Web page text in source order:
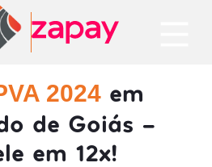
2024 em
de Goiás -
em 12x!